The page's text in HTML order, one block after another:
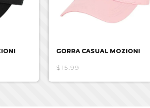
GORRA CASUAL MOZIONI
$15.99